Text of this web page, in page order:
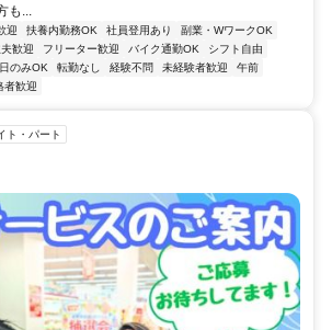
...
迎 扶養内勤務OK 社員登用あり
副業・WワークOK
歓迎 フリーター歓迎 バイク通勤OK
シフト自由
のみOK 転勤なし 経験不問 未経験者歓迎
午前
者歓迎
ト・パート